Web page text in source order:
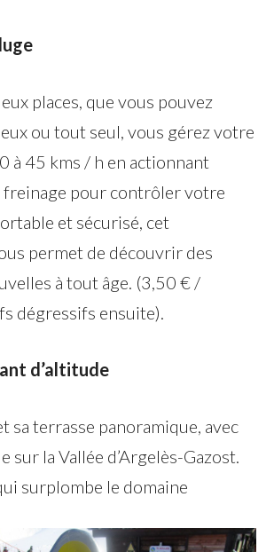
places, que vous pouvez
ou tout seul, vous gérez votre
à 45 kms / h en actionnant
freinage pour contrôler votre
et sécurisé, cet
permet de découvrir des
à tout âge. (3,50 € /
dégressifs ensuite).
d’altitude
sa terrasse panoramique, avec
sur la Vallée d’Argelès-Gazost.
surplombe le domaine